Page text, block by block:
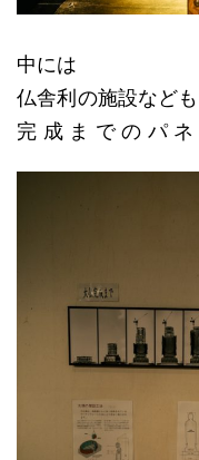
中には
仏舎利の施設など
完成までのパ